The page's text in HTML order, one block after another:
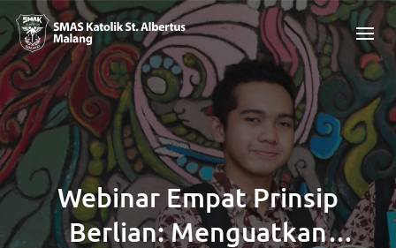
Webinar Empat Prinsip
Berlian: Menguatkan